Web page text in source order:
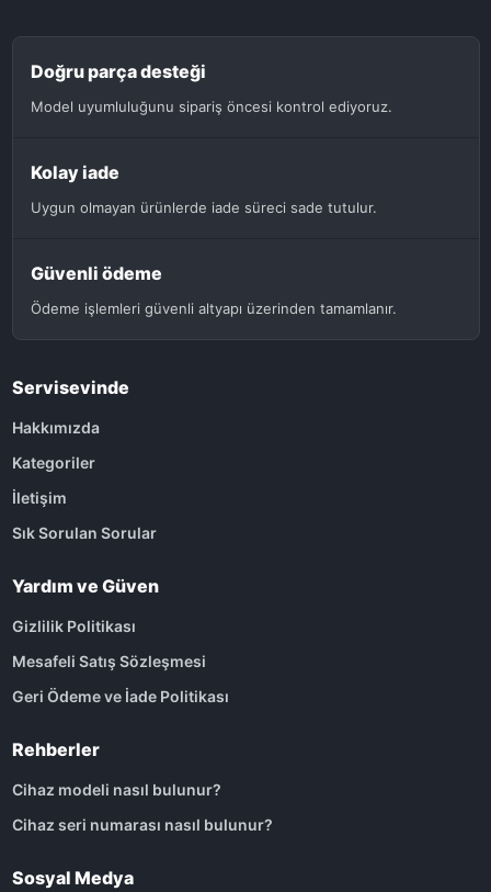
Doğru parça desteği
Model uyumluluğunu sipariş öncesi kontrol ediyoruz.
Kolay iade
Uygun olmayan ürünlerde iade süreci sade tutulur.
Güvenli ödeme
Ödeme işlemleri güvenli altyapı üzerinden tamamlanır.
Servisevinde
Hakkımızda
Kategoriler
İletişim
Sık Sorulan Sorular
Yardım ve Güven
Gizlilik Politikası
Mesafeli Satış Sözleşmesi
Geri Ödeme ve İade Politikası
Rehberler
Cihaz modeli nasıl bulunur?
Cihaz seri numarası nasıl bulunur?
Sosyal Medya